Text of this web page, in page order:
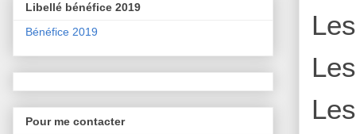
Libellé bénéfice 2019
Bénéfice 2019
Pour me contacter